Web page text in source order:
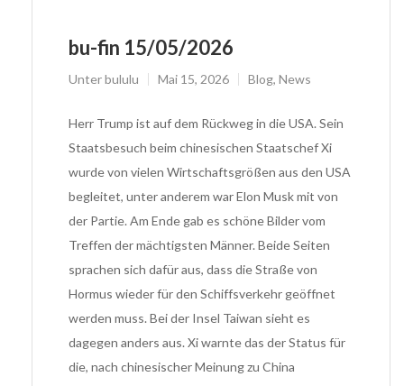
bu-fin 15/05/2026
Unterbululu Mai 15, 2026 Blog, News
Herr Trump ist auf dem Rückweg in die USA. Sein
Staatsbesuch beim chinesischen Staatschef Xi
wurde von vielen Wirtschaftsgrößen aus den USA
begleitet, unter anderem war Elon Musk mit von
der Partie. Am Ende gab es schöne Bilder vom
Treffen der mächtigsten Männer. Beide Seiten
sprachen sich dafür aus, dass die Straße von
Hormus wieder für den Schiffsverkehr geöffnet
werden muss. Bei der Insel Taiwan sieht es
dagegen anders aus. Xi warnte das der Status für
die, nach chinesischer Meinung zu China